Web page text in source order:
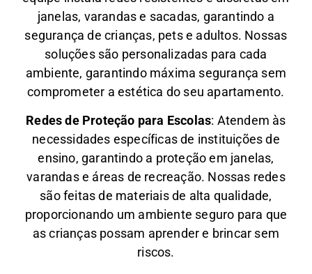
janelas, varandas e sacadas, garantindo a
segurança de crianças, pets e adultos. Nossas
soluções são personalizadas para cada
ambiente, garantindo máxima segurança sem
comprometer a estética do seu apartamento.
Redes de Proteção para Escolas: Atendem às
necessidades específicas de instituições de
ensino, garantindo a proteção em janelas,
varandas e áreas de recreação. Nossas redes
são feitas de materiais de alta qualidade,
proporcionando um ambiente seguro para que
as crianças possam aprender e brincar sem
riscos.